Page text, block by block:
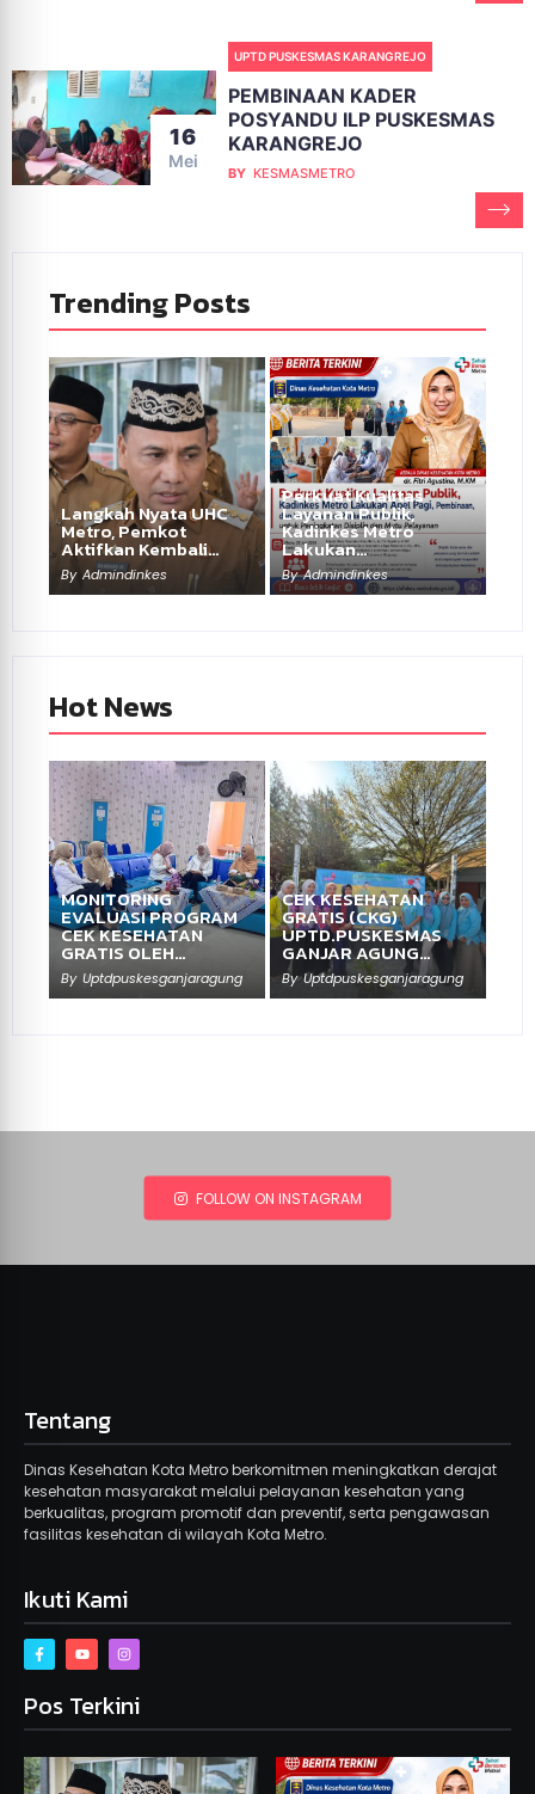
16
Mei
UPTD PUSKESMAS KARANGREJO
PEMBINAAN KADER
POSYANDU ILP PUSKESMAS
KARANGREJO
BY KESMASMETRO
Trending Posts
Langkah Nyata UHC
Metro, Pemkot
Aktifkan Kembali…
By Admindinkes
Perkuat Kualitas
Layanan Publik,
Kadinkes Metro
Lakukan…
By Admindinkes
Hot News
MONITORING
EVALUASI PROGRAM
CEK KESEHATAN
GRATIS OLEH…
By Uptdpuskesganjaragung
CEK KESEHATAN
GRATIS (CKG)
UPTD.PUSKESMAS
GANJAR AGUNG…
By Uptdpuskesganjaragung
FOLLOW ON INSTAGRAM
Tentang
Dinas Kesehatan Kota Metro berkomitmen meningkatkan derajat
kesehatan masyarakat melalui pelayanan kesehatan yang
berkualitas, program promotif dan preventif, serta pengawasan
fasilitas kesehatan di wilayah Kota Metro.
Ikuti Kami
Pos Terkini